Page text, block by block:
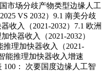
市场分歧产物类型边缘人工
VS 2032）9.1 南美分歧
收入（2021-2032）7.1 欧洲
快器收入（2021-2032）
推理加快器收入（2021-
能推理加快器收入增速
100： 次要国度边缘人工智